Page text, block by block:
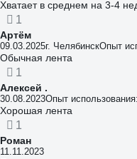
Хватает в среднем на 3-4
1
Артём
09.03.2025г. ЧелябинскОпыт
Обычная лента
1
Алексей .
30.08.2023Опыт
Хорошая лента
1
Роман
11.11.2023